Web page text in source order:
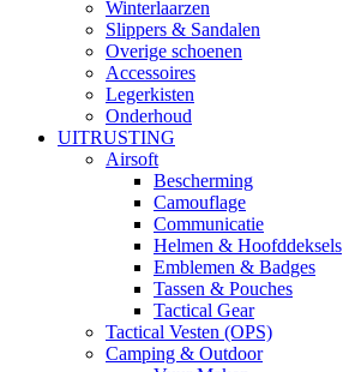
Winterlaarzen
Slippers & Sandalen
Overige schoenen
Accessoires
Legerkisten
Onderhoud
UITRUSTING
Airsoft
Bescherming
Camouflage
Communicatie
Helmen & Hoofddeksels
Emblemen & Badges
Tassen & Pouches
Tactical Gear
Tactical Vesten (OPS)
Camping & Outdoor